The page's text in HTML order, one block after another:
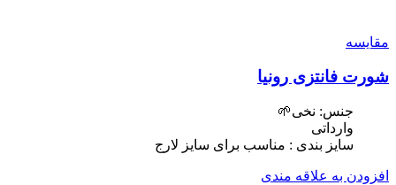
مقایسه
شورت فانتزی رونیا
جنس: نخی🌱
وارداتی
سایز بندی : مناسب برای سایز لارج
افزودن به علاقه مندی